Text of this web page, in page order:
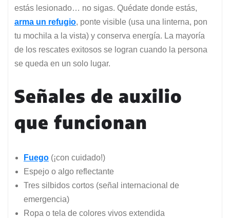
estás lesionado… no sigas. Quédate donde estás,
arma un refugio, ponte visible (usa una linterna, pon
tu mochila a la vista) y conserva energía. La mayoría
de los rescates exitosos se logran cuando la persona
se queda en un solo lugar.
Señales de auxilio
que funcionan
Fuego (¡con cuidado!)
Espejo o algo reflectante
Tres silbidos cortos (señal internacional de
emergencia)
Ropa o tela de colores vivos extendida